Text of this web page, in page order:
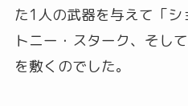
た1人の武器を与えて「
トニー・スターク、そし
を敷くのでした。